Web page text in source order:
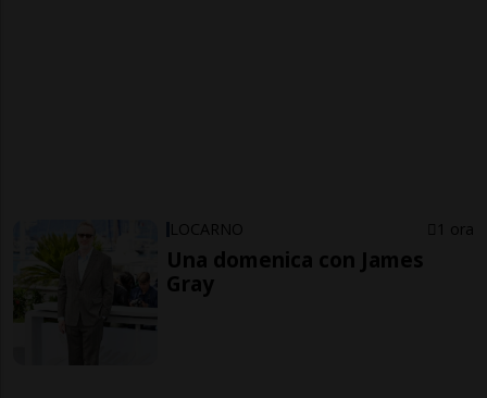
LOCARNO 1 ora
Una domenica con James
Gray